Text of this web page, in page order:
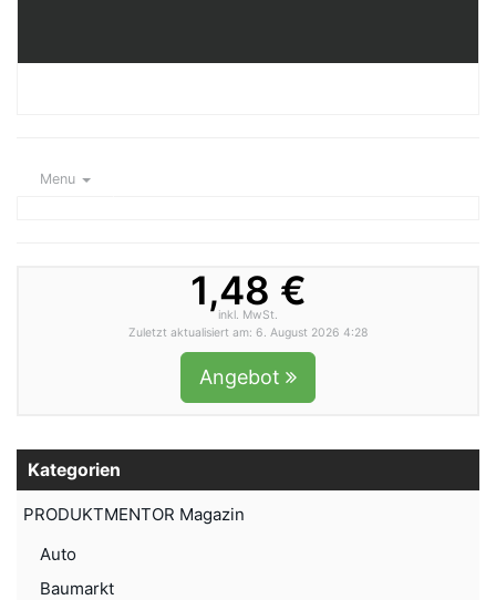
Menu
1,48 €
inkl. MwSt.
Zuletzt aktualisiert am: 6. August 2026 4:28
Angebot
Kategorien
PRODUKTMENTOR Magazin
Auto
Baumarkt